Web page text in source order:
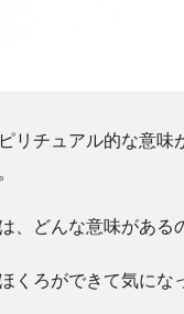
リチュアル的な意味
、どんな意味がある
くろができて気にな